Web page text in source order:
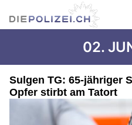
02.
Sulgen TG: 65-jähriger
Opfer stirbt am Tatort